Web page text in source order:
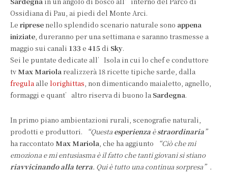
Ossidiana di Pau, ai piedi del Monte Arci.
Le ripresenello splendido scenario naturale sono appena
iniziate, dureranno per una settimana e saranno trasmesse a
maggio sui canali 133 e 415 di Sky.
Sei le puntate dedicate all’Isola in cui lo chef e conduttore
tvMax Mariolarealizzerà 18 ricette tipiche sarde, dalla
fregulaalle lorighittas, non dimenticando maialetto, agnello,
formaggi e quant’altro riserva di buono la Sardegna.
In primo piano ambientazioni rurali, scenografie naturali,
prodotti e produttori.
“Questa esperienza èstraordinaria”
ha raccontato Max Mariola, che ha aggiunto
“Ciò che mi
emoziona e mi entusiasma è il fatto che tanti giovani si stiano
riavvicinando alla terra. Qui è tutto una continua sorpresa”.